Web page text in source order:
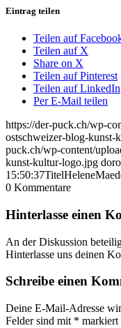
Eintrag teilen
Teilen auf
Teilen auf X
Share on X
Teilen auf Pinterest
Teilen auf LinkedIn
Per E-Mail teilen
https://der-puck.ch/wp-
ostschweizer-blog-kunst-
puck.ch/wp-content/
kunst-kultur-logo.jpg doro
15:50:37
0 Kommentare
Hinterlasse einen
An der Diskussion
Hinterlasse uns deinen
Schreibe einen
Deine E-Mail-Adresse
Felder sind mit * markiert